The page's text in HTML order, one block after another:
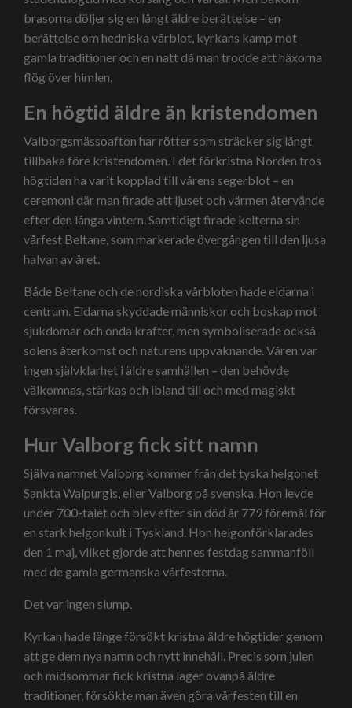
brasorna döljer sig en långt äldre berättelse – en
berättelse om hedniska vårblot, kyrkans kamp mot
gamla traditioner och en natt då man trodde att häxorna
flög över himlen.
En högtid äldre än kristendomen
Valborgsmässoafton har rötter som sträcker sig långt
tillbaka före kristendomen. I det förkristna Norden tros
högtiden ha varit kopplad till vårens segerblot – en
ceremoni där man firade att ljuset och värmen återvände
efter den långa vintern. Samtidigt firade kelterna sin
vårfest Beltane, som markerade övergången till den ljusa
halvan av året.
Både Beltane och de nordiska vårbloten hade eldarna i
centrum. Eldarna skyddade människor och boskap mot
sjukdomar och onda krafter, men symboliserade också
solens återkomst och naturens uppvaknande. Våren var
ingen självklarhet i äldre samhällen – den behövde
välkomnas, stärkas och ibland till och med magiskt
försvaras.
Hur Valborg fick sitt namn
Själva namnet Valborg kommer från det tyska helgonet
Sankta Walpurgis, eller Valborg på svenska. Hon levde
under 700-talet och blev efter sin död år 779 föremål för
en stark helgonkult i Tyskland. Hon helgonförklarades
den 1 maj, vilket gjorde att hennes festdag sammanföll
med de gamla germanska vårfesterna.
Det var ingen slump.
Kyrkan hade länge försökt kristna äldre högtider genom
att ge dem nya namn och nytt innehåll. Precis som julen
och midsommar fick kristna lager ovanpå äldre
traditioner, försökte man även göra vårfesten till en